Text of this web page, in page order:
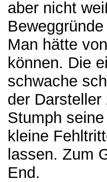
aber nicht
Man hätte
können. Die
schwache
der
Stumph
kleine
lassen. Zum
End.